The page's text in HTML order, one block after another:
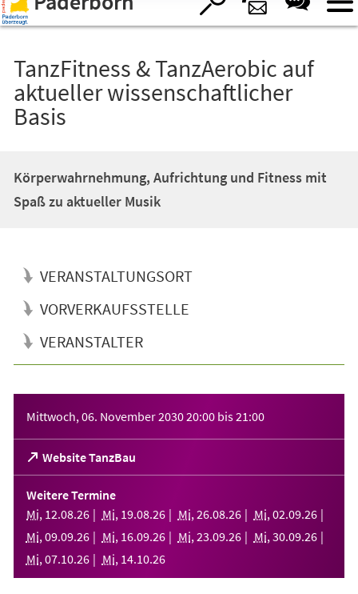
öffnen.
TanzFitness & TanzAerobic auf
aktueller wissenschaftlicher
Basis
Körperwahrnehmung, Aufrichtung und Fitness mit
Spaß zu aktueller Musik
VERANSTALTUNGSORT
VORVERKAUFSSTELLE
VERANSTALTER
Mittwoch, 06. November 203020:00 bis21:00
Website TanzBau
(Öffnet
in
einem
neuen
Tab)
Weitere Termine
Mi, 12.08.26 Mi, 19.08.26 Mi, 26.08.26 Mi, 02.09.26
Mi, 09.09.26 Mi, 16.09.26 Mi, 23.09.26 Mi, 30.09.26
Mi, 07.10.26 Mi, 14.10.26